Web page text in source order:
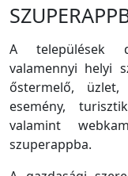
A települések
valamennyi helyi
őstermelő, üzlet,
esemény,
valamint
szuperappba.